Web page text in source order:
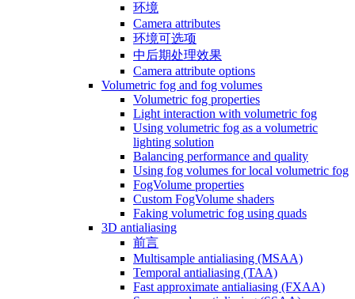
环境
Camera attributes
环境可选项
中后期处理效果
Camera attribute options
Volumetric fog and fog volumes
Volumetric fog properties
Light interaction with volumetric fog
Using volumetric fog as a volumetric
lighting solution
Balancing performance and quality
Using fog volumes for local volumetric fog
FogVolume properties
Custom FogVolume shaders
Faking volumetric fog using quads
3D antialiasing
前言
Multisample antialiasing (MSAA)
Temporal antialiasing (TAA)
Fast approximate antialiasing (FXAA)